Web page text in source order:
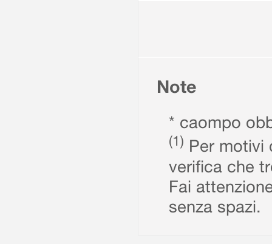
Note
* caompo
(1) Per motivi
verifica che
Fai
senza spazi.